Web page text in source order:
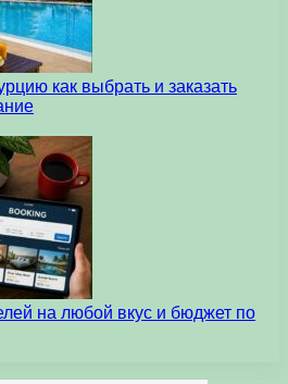
как выбрать и заказать
на любой вкус и бюджет по